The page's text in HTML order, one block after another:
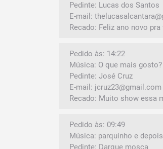
Pedinte: Lucas dos Santos
E-mail:
Recado: Feliz ano novo
Pedido às: 14:22
Música: O que mais gosto?
Pedinte: José Cruz
E-mail: jcruz23@gmail.com
Recado: Muito show essa
Pedido às: 09:49
Música: parquinho e
Pedinte: Darque mosca